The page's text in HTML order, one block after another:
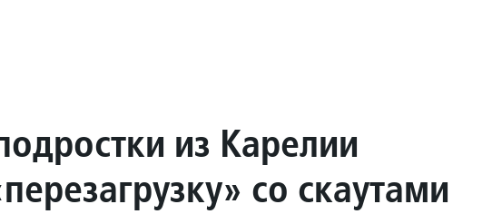
из Карелии
со скаутами